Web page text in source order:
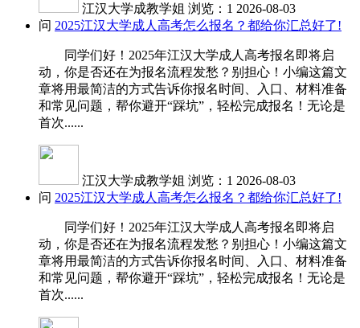
江汉大学成教学姐 浏览：1 2026-08-03
问 2025江汉大学成人高考怎么报名？都给你汇总好了!
同学们好！2025年江汉大学成人高考报名即将启
动，你是否还在为报名流程发愁？别担心！小编这篇文
章将用最简洁的方式告诉你报名时间、入口、材料准备
和常见问题，帮你避开“踩坑”，轻松完成报名！无论是
首次......
江汉大学成教学姐 浏览：1 2026-08-03
问 2025江汉大学成人高考怎么报名？都给你汇总好了!
同学们好！2025年江汉大学成人高考报名即将启
动，你是否还在为报名流程发愁？别担心！小编这篇文
章将用最简洁的方式告诉你报名时间、入口、材料准备
和常见问题，帮你避开“踩坑”，轻松完成报名！无论是
首次......